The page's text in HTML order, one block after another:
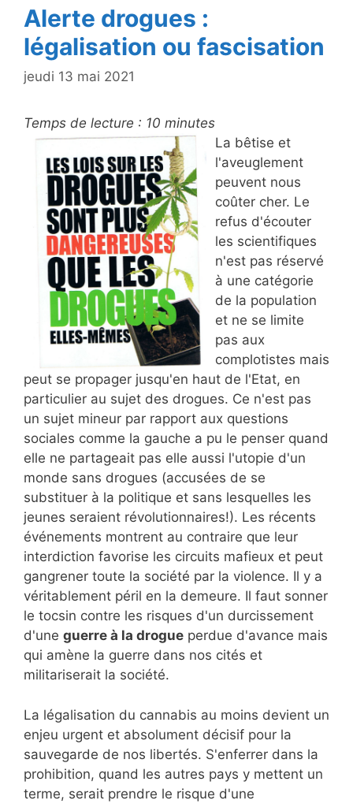
Alerte drogues :
légalisation ou fascisation
jeudi 13 mai 2021
Temps de lecture : 10 minutes
La bêtise et
l'aveuglement
peuvent nous
coûter cher. Le
refus d'écouter
les scientifiques
n'est pas réservé
à une catégorie
de la population
et ne se limite
pas aux
complotistes mais
peut se propager jusqu'en haut de l'Etat, en
particulier au sujet des drogues. Ce n'est pas
un sujet mineur par rapport aux questions
sociales comme la gauche a pu le penser quand
elle ne partageait pas elle aussi l'utopie d'un
monde sans drogues (accusées de se
substituer à la politique et sans lesquelles les
jeunes seraient révolutionnaires!). Les récents
événements montrent au contraire que leur
interdiction favorise les circuits mafieux et peut
gangrener toute la société par la violence. Il y a
véritablement péril en la demeure. Il faut sonner
le tocsin contre les risques d'un durcissement
d'une guerre à la drogue perdue d'avance mais
qui amène la guerre dans nos cités et
militariserait la société.
La légalisation du cannabis au moins devient un
enjeu urgent et absolument décisif pour la
sauvegarde de nos libertés. S'enferrer dans la
prohibition, quand les autres pays y mettent un
terme, serait prendre le risque d'une